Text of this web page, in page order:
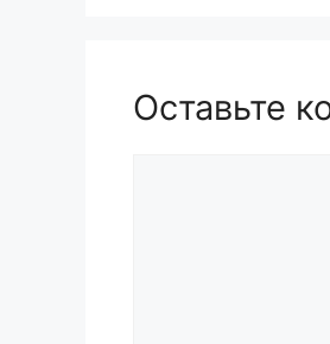
Оставьте